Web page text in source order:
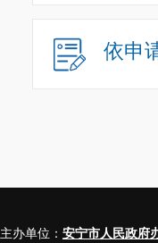
依申
主办单位： 安宁市人民政府